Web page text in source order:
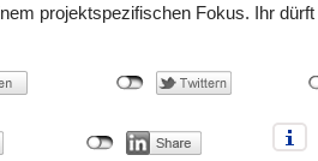
projektspezifischen Fokus. Ihr